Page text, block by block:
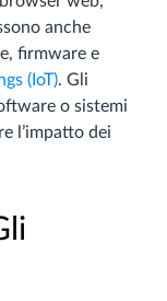
anche
firmware e
(IoT). Gli
o sistemi
l’impatto dei